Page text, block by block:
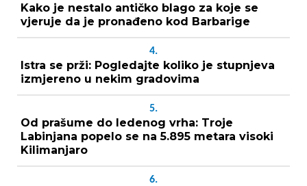
Kako je nestalo antičko blago za koje se
vjeruje da je pronađeno kod Barbarige
4.
Istra se prži: Pogledajte koliko je stupnjeva
izmjereno u nekim gradovima
5.
Od prašume do ledenog vrha: Troje
Labinjana popelo se na 5.895 metara visoki
Kilimanjaro
6.